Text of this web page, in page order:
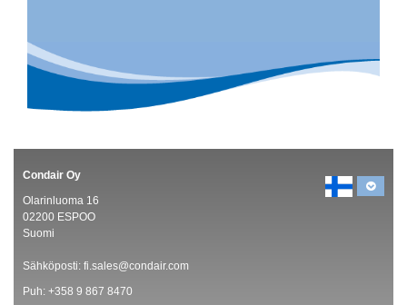
Condair Oy
Olarinluoma 16
02200 ESPOO
Suomi
Sähköposti: fi.sales@condair.com
Puh: +358 9 867 8470